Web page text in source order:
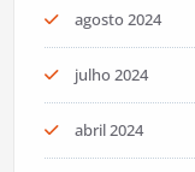
agosto 2024
julho 2024
abril 2024